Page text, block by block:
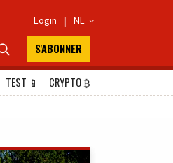
Login | NL 
S'ABONNER
TEST 📱 CRYPTO₿